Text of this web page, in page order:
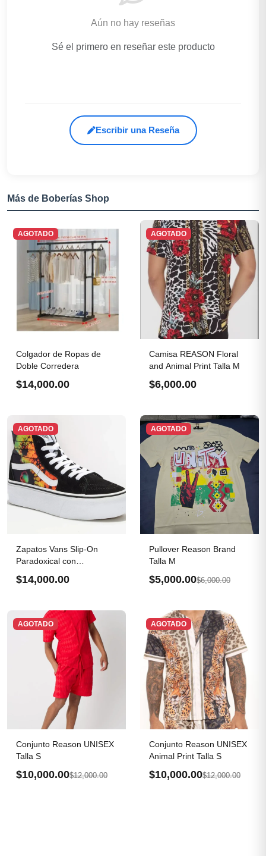
Aún no hay reseñas
Sé el primero en reseñar este producto
Escribir una Reseña
Más de Boberías Shop
AGOTADO
Colgador de Ropas de
Doble Corredera
$14,000.00
AGOTADO
Camisa REASON Floral
and Animal Print Talla M
$6,000.00
AGOTADO
Zapatos Vans Slip-On
Paradoxical con
$14,000.00
AGOTADO
Pullover Reason Brand
Talla M
$5,000.00$6,000.00
AGOTADO
Conjunto Reason UNISEX
Talla S
$10,000.00$12,000.00
AGOTADO
Conjunto Reason UNISEX
Animal Print Talla S
$10,000.00$12,000.00